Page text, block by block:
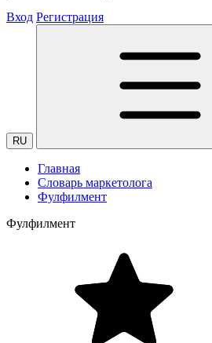
Вход Регистрация
RU
Главная
Словарь маркетолога
Фулфилмент
Фулфилмент